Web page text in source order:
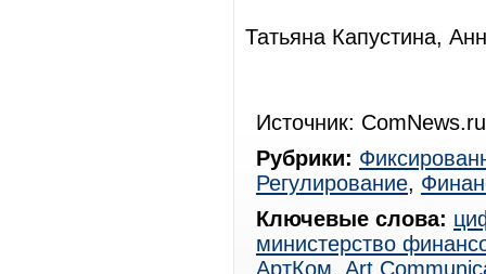
Татьяна Капустина,
Источник:
Рубрики:
Регулирование,
Ключевые слова:
министерство
АртКом, Art